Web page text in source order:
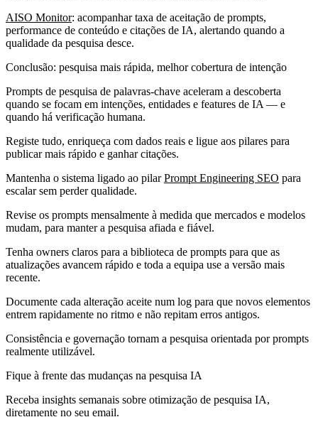
AISO Monitor: acompanhar taxa de aceitação de prompts,
performance de conteúdo e citações de IA, alertando quando a
qualidade da pesquisa desce.
Conclusão: pesquisa mais rápida, melhor cobertura de intenção
Prompts de pesquisa de palavras‑chave aceleram a descoberta
quando se focam em intenções, entidades e features de IA — e
quando há verificação humana.
Registe tudo, enriqueça com dados reais e ligue aos pilares para
publicar mais rápido e ganhar citações.
Mantenha o sistema ligado ao pilarPrompt Engineering SEO para
escalar sem perder qualidade.
Revise os prompts mensalmente à medida que mercados e modelos
mudam, para manter a pesquisa afiada e fiável.
Tenha owners claros para a biblioteca de prompts para que as
atualizações avancem rápido e toda a equipa use a versão mais
recente.
Documente cada alteração aceite num log para que novos elementos
entrem rapidamente no ritmo e não repitam erros antigos.
Consistência e governação tornam a pesquisa orientada por prompts
realmente utilizável.
Fique à frente das mudanças na pesquisa IA
Receba insights semanais sobre otimização de pesquisa IA,
diretamente no seu email.